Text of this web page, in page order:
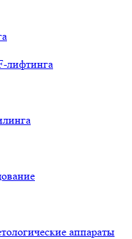
лифтинга
аппараты